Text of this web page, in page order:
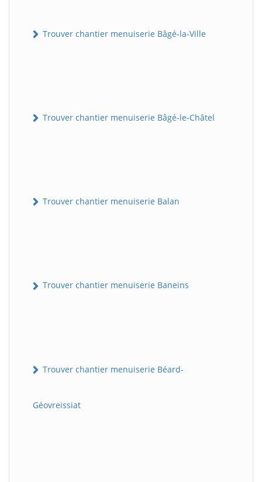
Trouver chantier menuiserie Bâgé-la-Ville
Trouver chantier menuiserie Bâgé-le-Châtel
Trouver chantier menuiserie Balan
Trouver chantier menuiserie Baneins
Trouver chantier menuiserie Béard-
Géovreissiat